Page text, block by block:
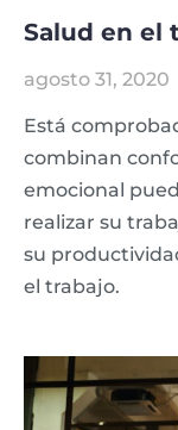
Salud en el
agosto 31, 2020
Está
combinan
emocional
realizar su
su
el trabajo.